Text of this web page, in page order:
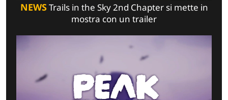
NEWSTrails in the Sky 2nd Chapter si mette in
mostra con un trailer